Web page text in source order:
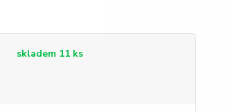
skladem 11 ks